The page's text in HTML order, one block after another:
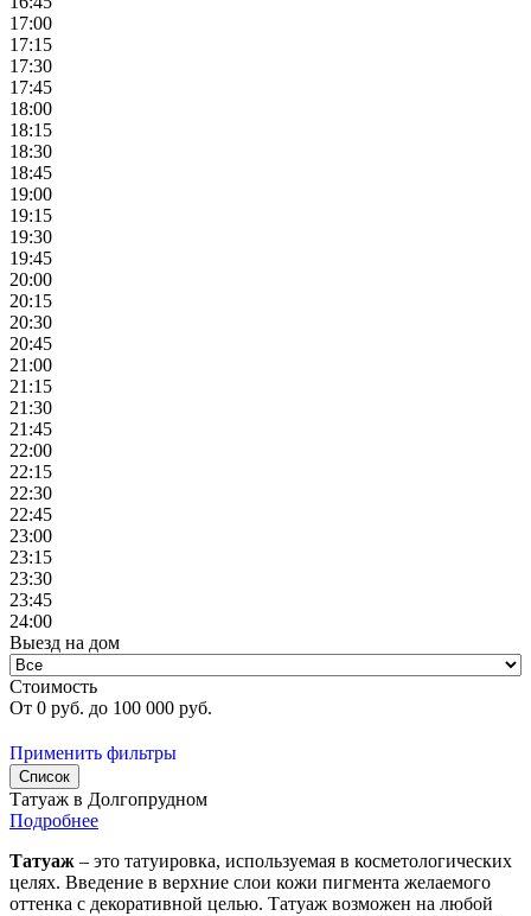
17:00
17:15
17:30
17:45
18:00
18:15
18:30
18:45
19:00
19:15
19:30
19:45
20:00
20:15
20:30
20:45
21:00
21:15
21:30
21:45
22:00
22:15
22:30
22:45
23:00
23:15
23:30
23:45
24:00
Выезд на дом
Стоимость
От 0 руб. до 100 000 руб.
Применить фильтры
Список
Татуаж в Долгопрудном
Подробнее
Татуаж – это татуировка, используемая в косметологических
целях. Введение в верхние слои кожи пигмента желаемого
оттенка с декоративной целью. Татуаж возможен на любой